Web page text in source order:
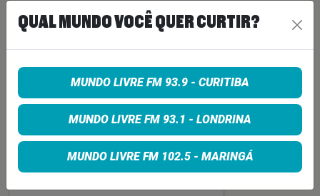
QUAL MUNDO VOCÊ QUER CURTIR?
MUNDO LIVRE FM 93.9 - CURITIBA
MUNDO LIVRE FM 93.1 - LONDRINA
MUNDO LIVRE FM 102.5 - MARINGÁ